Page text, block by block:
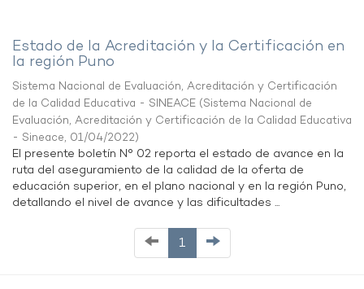
Estado de la Acreditación y la Certificación en
la región Puno
Sistema Nacional de Evaluación, Acreditación y Certificación
de la Calidad Educativa - SINEACE (Sistema Nacional de
Evaluación, Acreditación y Certificación de la Calidad Educativa
- Sineace, 01/04/2022)
El presente boletín N° 02 reporta el estado de avance en la
ruta del aseguramiento de la calidad de la oferta de
educación superior, en el plano nacional y en la región Puno,
detallando el nivel de avance y las dificultades ...
1